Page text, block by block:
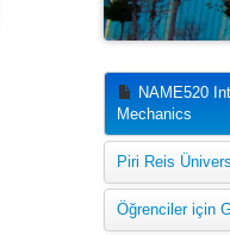
NAME520
Mechanics
Piri Reis
Öğrenciler için